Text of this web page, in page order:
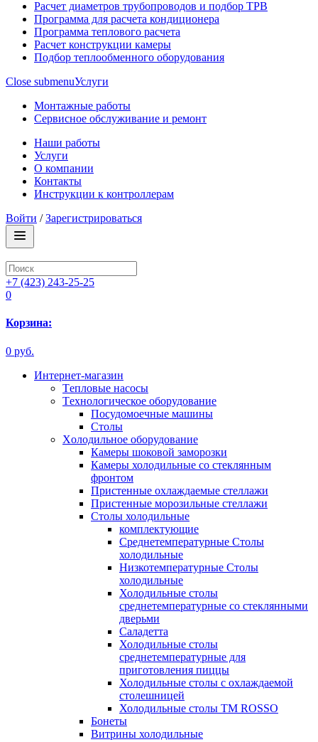
Расчет диаметров трубопроводов и подбор ТРВ
Программа для расчета кондиционера
Программа теплового расчета
Расчет конструкции камеры
Подбор теплообменного оборудования
Close submenuУслуги
Монтажные работы
Сервисное обслуживание и ремонт
Наши работы
Услуги
О компании
Контакты
Инструкции к контроллерам
Войти /Зарегистрироваться
+7 (423) 243-25-25
0
Корзина:
0 руб.
Интернет-магазин
Tепловые насосы
Tехнологическое оборудование
Посудомоечные машины
Столы
Xолодильное оборудование
Камеры шоковой заморозки
Камеры холодильные со стеклянным
фронтом
Пристенные охлаждаемые стеллажи
Пристенные морозильные стеллажи
Столы холодильные
комплектующие
Среднетемпературные Столы
холодильные
Низкотемпературные Столы
холодильные
Холодильные столы
среднетемпературные со стеклянными
дверьми
Саладетта
Холодильные столы
среднетемпературные для
приготовления пиццы
Холодильные столы с охлаждаемой
столешницей
Холодильные столы ТМ ROSSO
Бонеты
Витрины холодильные